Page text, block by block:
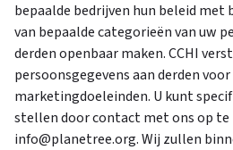
bepaalde bedrijven hun beleid
van bepaalde categorieën van uw
derden openbaar maken. CCHI
persoonsgegevens aan derden
marketingdoeleinden. U kunt
stellen door contact met ons op te
info@planetree.org. Wij zullen